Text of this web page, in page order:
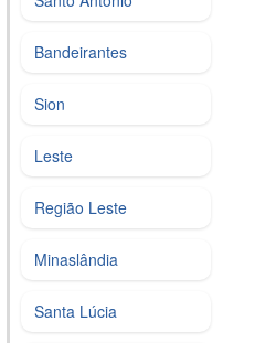
Bandeirantes
Sion
Leste
Região Leste
Minaslândia
Santa Lúcia